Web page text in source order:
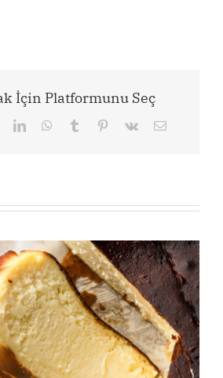
İçin Platformunu Seç
LinkedInWhatsApp
Tumblr Pinterest
Vk Email